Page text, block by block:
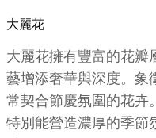
大麗花
大麗花擁有豐富的花瓣
藝增添奢華與深度。象
常契合節慶氛圍的花卉
特別能營造濃厚的季節